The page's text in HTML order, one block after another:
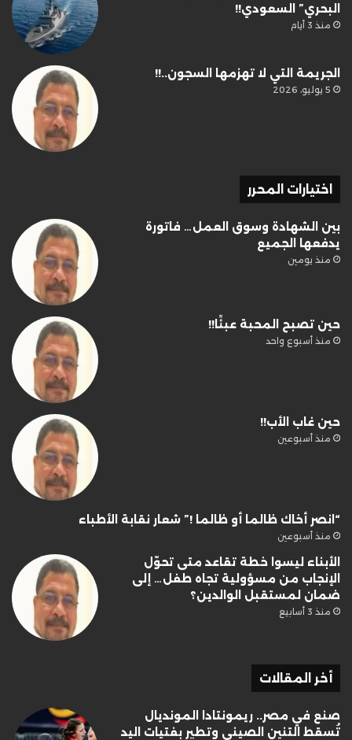
البحري” السعودي!!
منذ 3 أيام
الجريمة التي لا تهزمها السجون..!!
5 يوليو، 2026
اختيارات المحرر
بين الشهادة وسوق العمل… فاتورة
يدفعها الجميع
منذ يومين
حين تصبح المحبة عبئًا!!
منذ أسبوع واحد
حين غاب الأب!!
منذ أسبوعين
“انصر أخاك ظالما أو ظالما !” شعار نقابة الأطباء
منذ أسبوعين
الأبناء ليسوا خطة تقاعد متى تحوّل
الإنجاب من مسؤولية تجاه طفل… إلى
ضمان لمستقبل الوالدين؟
منذ 3 أسابيع
أخر المقالات
صنع في مصر.. ريمونتادا المونديال
تُسقط التنين الصيني وتطير بفتيات اليد